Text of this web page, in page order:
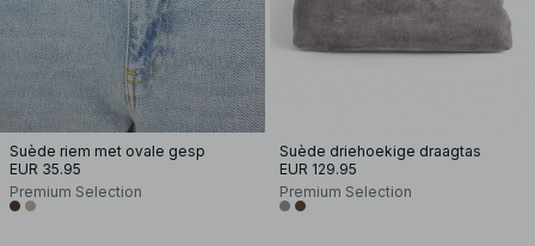
Suède riem met ovale gesp
EUR 35.95
Premium Selection
Suède driehoekige draagtas
EUR 129.95
Premium Selection